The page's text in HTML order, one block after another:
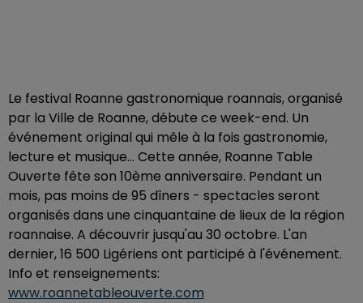
Le festival Roanne gastronomique roannais, organisé
par la Ville de Roanne, débute ce week-end. Un
événement original qui mêle à la fois gastronomie,
lecture et musique... Cette année, Roanne Table
Ouverte fête son 10ème anniversaire. Pendant un
mois, pas moins de 95 dîners - spectacles seront
organisés dans une cinquantaine de lieux de la région
roannaise. A découvrir jusqu'au 30 octobre. L'an
dernier, 16 500 Ligériens ont participé à l'événement.
Info et renseignements:
www.roannetableouverte.com